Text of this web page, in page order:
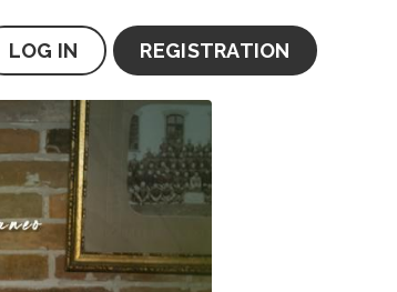
LOG IN REGISTRATION